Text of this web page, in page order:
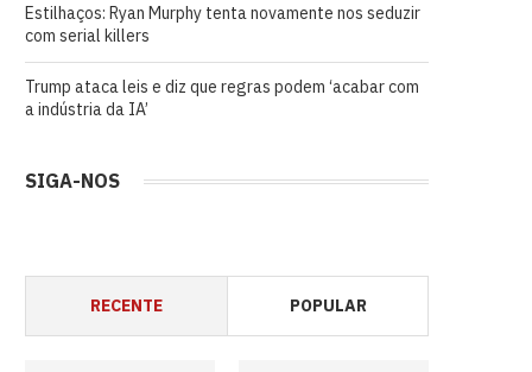
Estilhaços: Ryan Murphy tenta novamente nos seduzir
com serial killers
Trump ataca leis e diz que regras podem ‘acabar com
a indústria da IA’
SIGA-NOS
RECENTE POPULAR